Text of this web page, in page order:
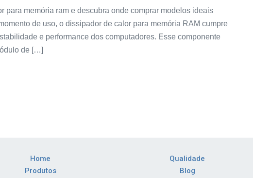
para memória ram e descubra onde comprar modelos ideais
de uso, o dissipador de calor para memória RAM cumpre
e performance dos computadores. Esse componente
de […]
Home
Produtos
Qualidade
Blog